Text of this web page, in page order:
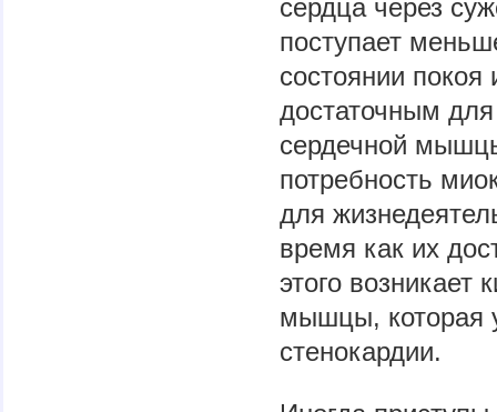
сердца через
поступает
состоянии покоя
достаточным
сердечной
потребность
для
время как их
этого возникает
мышцы, которая
стенокардии.